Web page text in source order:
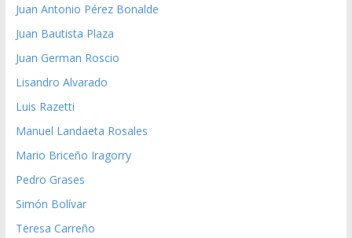
Juan Antonio Pérez Bonalde
Juan Bautista Plaza
Juan German Roscio
Lisandro Alvarado
Luis Razetti
Manuel Landaeta Rosales
Mario Briceño Iragorry
Pedro Grases
Simón Bolívar
Teresa Carreño